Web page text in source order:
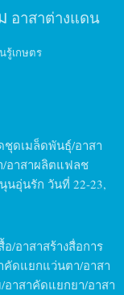
อาสาต่างแดน
รู้เกษตร
ชุดเมล็ดพันธุ์/อาสา
/อาสาผลิตแฟลช
นอุ่นรัก วันที่ 22-23,
/อาสาสร้างสื่อการ
คัดแยกแว่นตา/อาสา
าสาคัดแยกยา/อาสา